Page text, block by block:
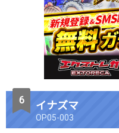
イナズマ
OP05-003